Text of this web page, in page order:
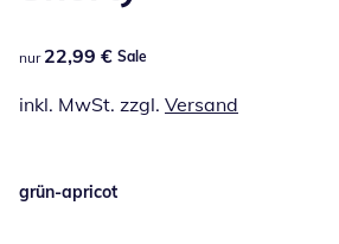
22,99 €
nur 22,99 € Sale
inkl. MwSt. zzgl. Versand
grün-apricot